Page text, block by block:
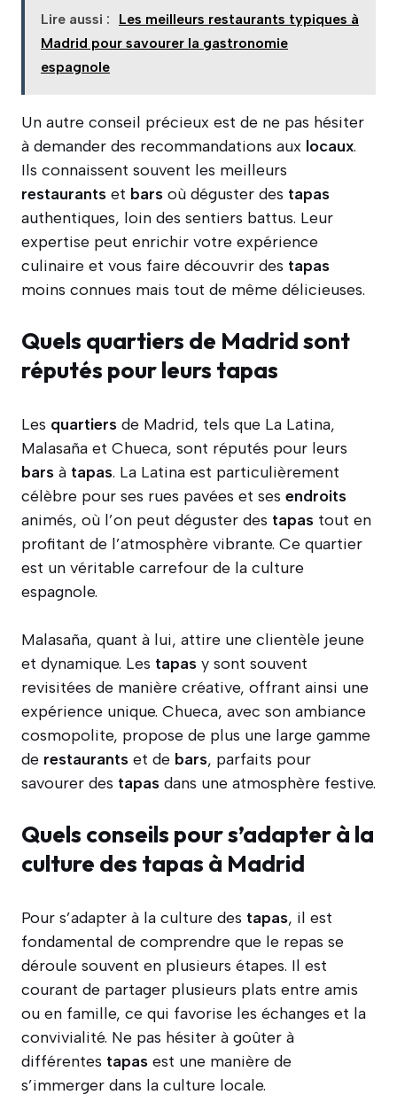
Lire aussi :
Les meilleurs restaurants typiques à
Madrid pour savourer la gastronomie
espagnole
Un autre conseil précieux est de ne pas hésiter
à demander des recommandations aux locaux.
Ils connaissent souvent les meilleurs
restaurants et bars où déguster des tapas
authentiques, loin des sentiers battus. Leur
expertise peut enrichir votre expérience
culinaire et vous faire découvrir des tapas
moins connues mais tout de même délicieuses.
Quels quartiers de Madrid sont
réputés pour leurs tapas
Les quartiers de Madrid, tels que La Latina,
Malasaña et Chueca, sont réputés pour leurs
bars à tapas. La Latina est particulièrement
célèbre pour ses rues pavées et ses endroits
animés, où l’on peut déguster des tapas tout en
profitant de l’atmosphère vibrante. Ce quartier
est un véritable carrefour de la culture
espagnole.
Malasaña, quant à lui, attire une clientèle jeune
et dynamique. Les tapas y sont souvent
revisitées de manière créative, offrant ainsi une
expérience unique. Chueca, avec son ambiance
cosmopolite, propose de plus une large gamme
de restaurants et de bars, parfaits pour
savourer des tapas dans une atmosphère festive.
Quels conseils pour s’adapter à la
culture des tapas à Madrid
Pour s’adapter à la culture des tapas, il est
fondamental de comprendre que le repas se
déroule souvent en plusieurs étapes. Il est
courant de partager plusieurs plats entre amis
ou en famille, ce qui favorise les échanges et la
convivialité. Ne pas hésiter à goûter à
différentes tapas est une manière de
s’immerger dans la culture locale.